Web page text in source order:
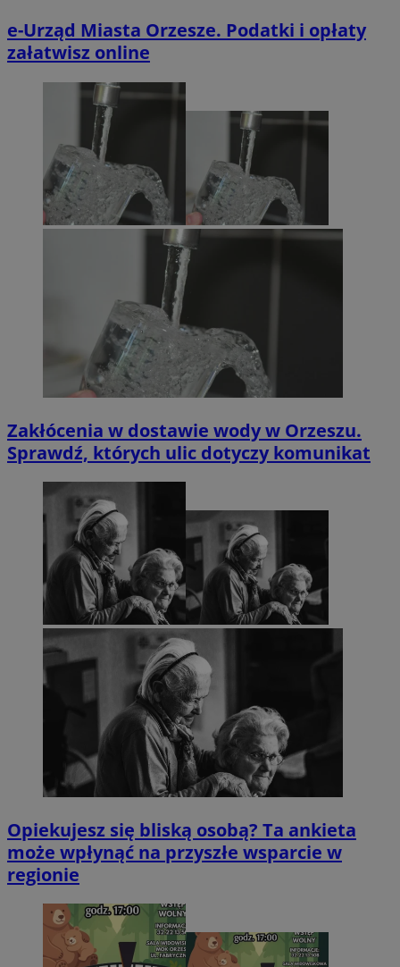
e-Urząd Miasta Orzesze. Podatki i opłaty
załatwisz online
Zakłócenia w dostawie wody w Orzeszu.
Sprawdź, których ulic dotyczy komunikat
Opiekujesz się bliską osobą? Ta ankieta
może wpłynąć na przyszłe wsparcie w
regionie